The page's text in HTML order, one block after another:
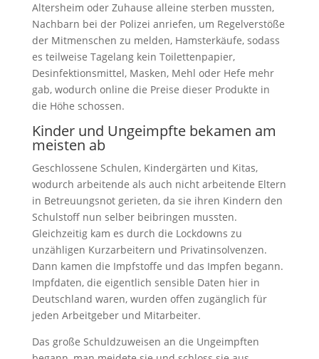
Altersheim oder Zuhause alleine sterben mussten,
Nachbarn bei der Polizei anriefen, um Regelverstöße
der Mitmenschen zu melden, Hamsterkäufe, sodass
es teilweise Tagelang kein Toilettenpapier,
Desinfektionsmittel, Masken, Mehl oder Hefe mehr
gab, wodurch online die Preise dieser Produkte in
die Höhe schossen.
Kinder und Ungeimpfte bekamen am
meisten ab
Geschlossene Schulen, Kindergärten und Kitas,
wodurch arbeitende als auch nicht arbeitende Eltern
in Betreuungsnot gerieten, da sie ihren Kindern den
Schulstoff nun selber beibringen mussten.
Gleichzeitig kam es durch die Lockdowns zu
unzähligen Kurzarbeitern und Privatinsolvenzen.
Dann kamen die Impfstoffe und das Impfen begann.
Impfdaten, die eigentlich sensible Daten hier in
Deutschland waren, wurden offen zugänglich für
jeden Arbeitgeber und Mitarbeiter.
Das große Schuldzuweisen an die Ungeimpften